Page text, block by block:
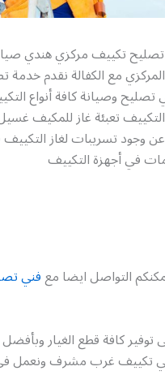
تكييف مركزي هندي
مع الكفالة نقدم خدمة
وصيانة كافة أنواع
تعبئة غاز للمكيف
وجود تسريبات لغاز التكييف
في أجهزة التكييف
التواصل ايضا معفني
كافة قطع الغيار وبأفضل
تكييف غرب مشرف ونعمل